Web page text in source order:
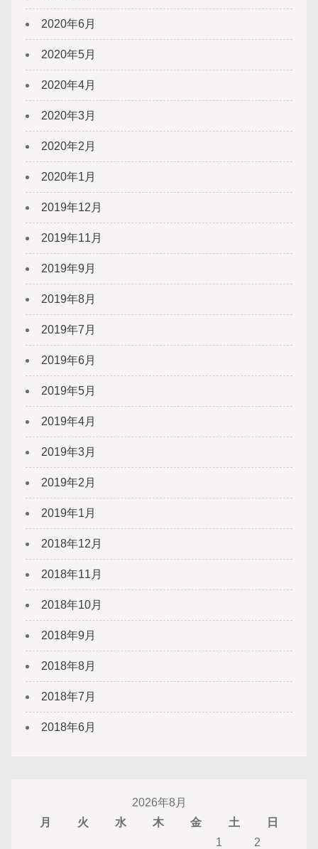
2020年6月
2020年5月
2020年4月
2020年3月
2020年2月
2020年1月
2019年12月
2019年11月
2019年9月
2019年8月
2019年7月
2019年6月
2019年5月
2019年4月
2019年3月
2019年2月
2019年1月
2018年12月
2018年11月
2018年10月
2018年9月
2018年8月
2018年7月
2018年6月
2026年8月
月
火 水 木 金 土
日
1
2